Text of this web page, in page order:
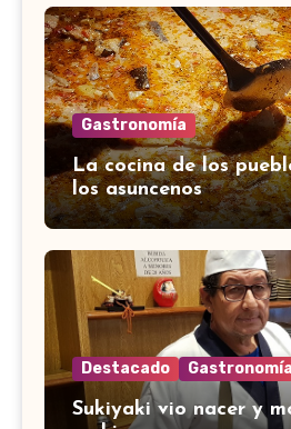
Gastronomía
La cocina de los
los asuncenos
Destacado Gastronomía
Sukiyaki vio nacer y